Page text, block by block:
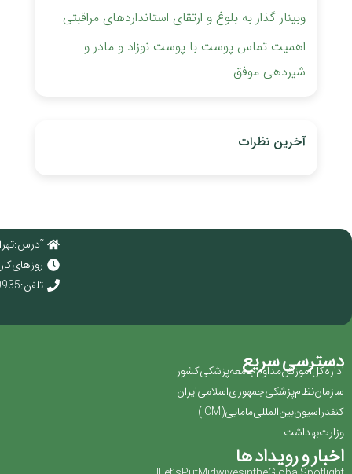
وبینار گذار به بلوغ و ارتقای استانداردهای مراقبتی
اهمیت تماس پوست با پوست نوزاد و مادر و
شیردهی موفق
آخرین نظرات
آدرس :
روز های کاری
تلفن : 02166920935
دسترسی سریع
اداره کل آموزش مداوم جامعه پزشکی کشور
سازمان نظام پزشکی جمهوری اسلامی ایران ‏
کنفدراسیون بین المللی مامایی(‏ICM‏)‏
وزارت بهداشت
اخبار و رویداد ها